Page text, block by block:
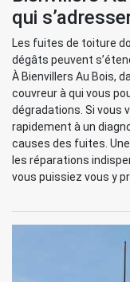
qui
Les fuites de toiture
dégâts peuvent
À Bienvillers Au Bois,
couvreur à qui vous
dégradations. Si vous
rapidement à un
causes des fuites.
les réparations
vous puissiez vous y